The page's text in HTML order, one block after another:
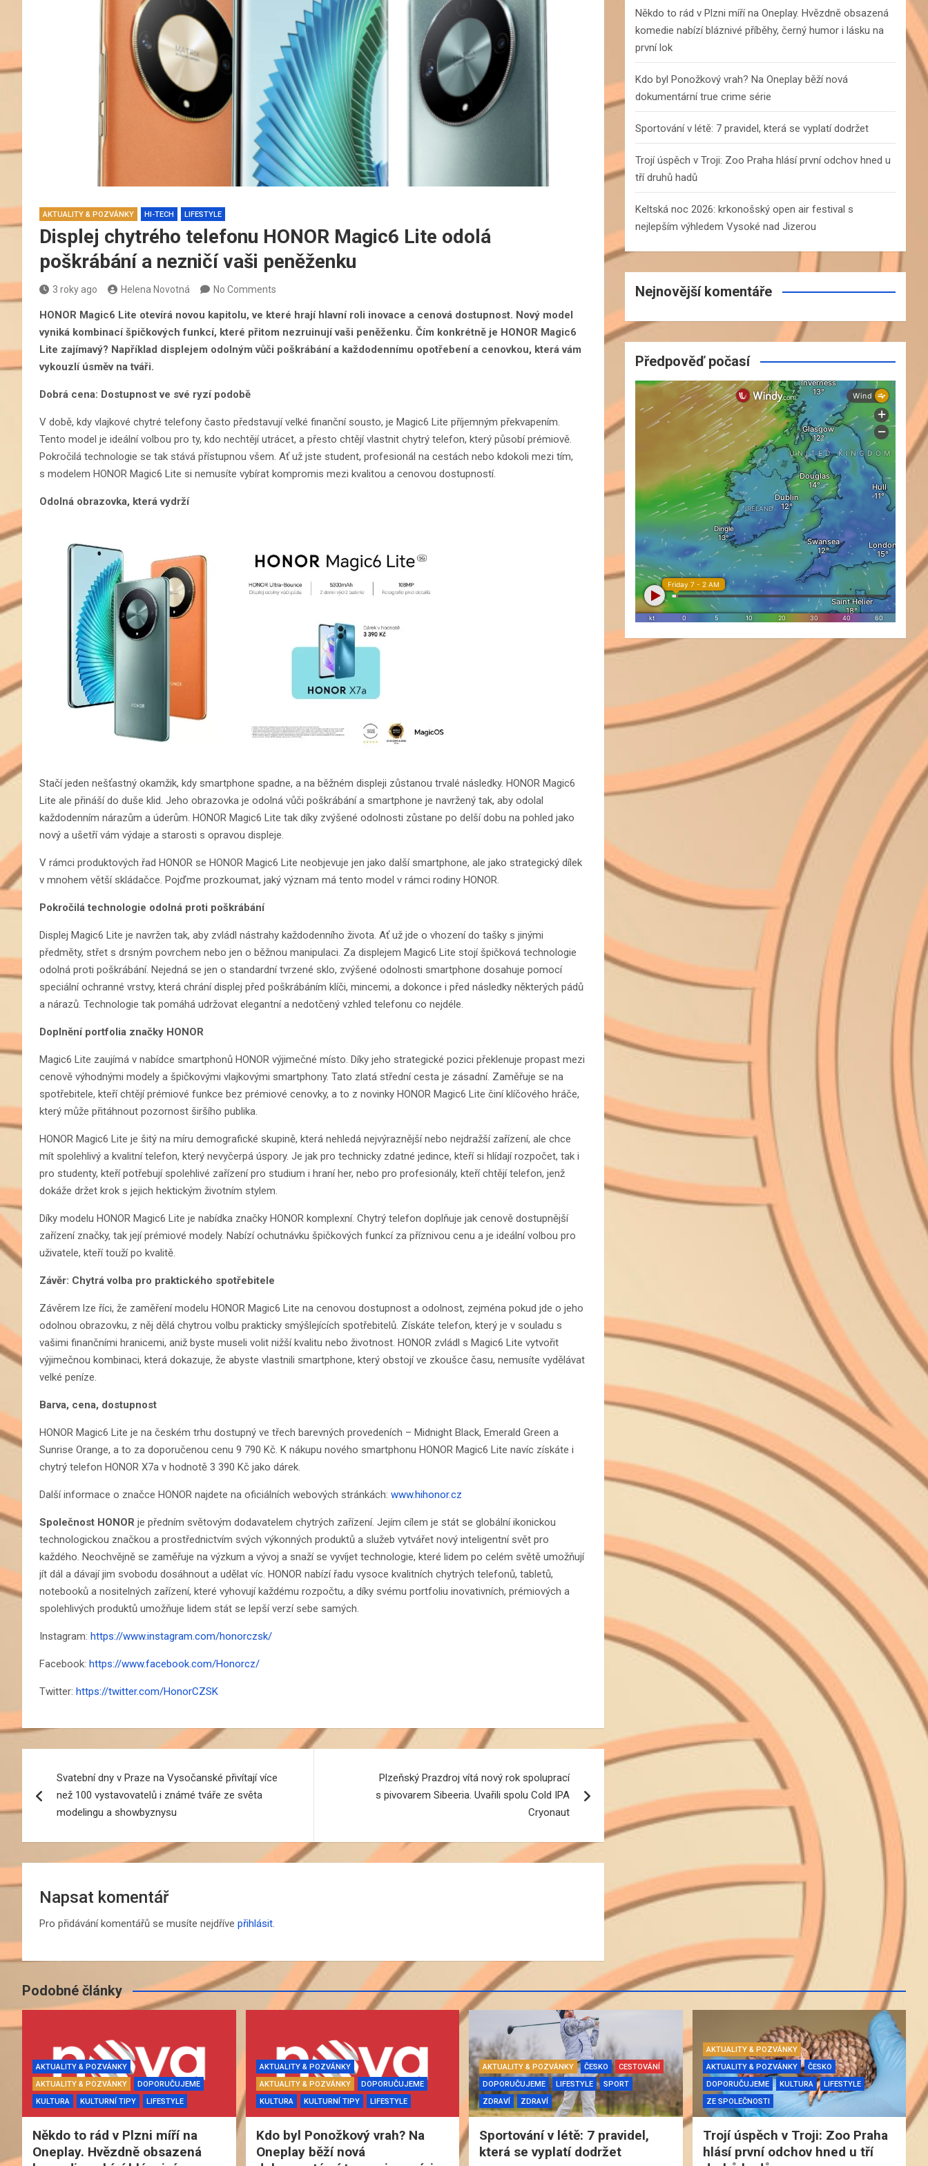
AKTUALITY & POZVÁNKY HI-TECH LIFESTYLE
Displej chytrého telefonu HONOR Magic6 Lite odolá
poškrábání a nezničí vaši peněženku
3 roky ago Helena Novotná No Comments
HONOR Magic6 Lite otevírá novou kapitolu, ve které hrají hlavní roli inovace a cenová dostupnost. Nový model
vyniká kombinací špičkových funkcí, které přitom nezruinují vaši peněženku. Čím konkrétně je HONOR Magic6
Lite zajímavý? Například displejem odolným vůči poškrábání a každodennímu opotřebení a cenovkou, která vám
vykouzlí úsměv na tváři.
Dobrá cena: Dostupnost ve své ryzí podobě
V době, kdy vlajkové chytré telefony často představují velké finanční sousto, je Magic6 Lite příjemným překvapením.
Tento model je ideální volbou pro ty, kdo nechtějí utrácet, a přesto chtějí vlastnit chytrý telefon, který působí prémiově.
Pokročilá technologie se tak stává přístupnou všem. Ať už jste student, profesionál na cestách nebo kdokoli mezi tím,
s modelem HONOR Magic6 Lite si nemusíte vybírat kompromis mezi kvalitou a cenovou dostupností.
Odolná obrazovka, která vydrží
Stačí jeden nešťastný okamžik, kdy smartphone spadne, a na běžném displeji zůstanou trvalé následky. HONOR Magic6
Lite ale přináší do duše klid. Jeho obrazovka je odolná vůči poškrábání a smartphone je navržený tak, aby odolal
každodenním nárazům a úderům. HONOR Magic6 Lite tak díky zvýšené odolnosti zůstane po delší dobu na pohled jako
nový a ušetří vám výdaje a starosti s opravou displeje.
V rámci produktových řad HONOR se HONOR Magic6 Lite neobjevuje jen jako další smartphone, ale jako strategický dílek
v mnohem větší skládačce. Pojďme prozkoumat, jaký význam má tento model v rámci rodiny HONOR.
Pokročilá technologie odolná proti poškrábání
Displej Magic6 Lite je navržen tak, aby zvládl nástrahy každodenního života. Ať už jde o vhození do tašky s jinými
předměty, střet s drsným povrchem nebo jen o běžnou manipulaci. Za displejem Magic6 Lite stojí špičková technologie
odolná proti poškrábání. Nejedná se jen o standardní tvrzené sklo, zvýšené odolnosti smartphone dosahuje pomocí
speciální ochranné vrstvy, která chrání displej před poškrábáním klíči, mincemi, a dokonce i před následky některých pádů
a nárazů. Technologie tak pomáhá udržovat elegantní a nedotčený vzhled telefonu co nejdéle.
Doplnění portfolia značky HONOR
Magic6 Lite zaujímá v nabídce smartphonů HONOR výjimečné místo. Díky jeho strategické pozici překlenuje propast mezi
cenově výhodnými modely a špičkovými vlajkovými smartphony. Tato zlatá střední cesta je zásadní. Zaměřuje se na
spotřebitele, kteří chtějí prémiové funkce bez prémiové cenovky, a to z novinky HONOR Magic6 Lite činí klíčového hráče,
který může přitáhnout pozornost širšího publika.
HONOR Magic6 Lite je šitý na míru demografické skupině, která nehledá nejvýraznější nebo nejdražší zařízení, ale chce
mít spolehlivý a kvalitní telefon, který nevyčerpá úspory. Je jak pro technicky zdatné jedince, kteří si hlídají rozpočet, tak i
pro studenty, kteří potřebují spolehlivé zařízení pro studium i hraní her, nebo pro profesionály, kteří chtějí telefon, jenž
dokáže držet krok s jejich hektickým životním stylem.
Díky modelu HONOR Magic6 Lite je nabídka značky HONOR komplexní. Chytrý telefon doplňuje jak cenově dostupnější
zařízení značky, tak její prémiové modely. Nabízí ochutnávku špičkových funkcí za příznivou cenu a je ideální volbou pro
uživatele, kteří touží po kvalitě.
Závěr: Chytrá volba pro praktického spotřebitele
Závěrem lze říci, že zaměření modelu HONOR Magic6 Lite na cenovou dostupnost a odolnost, zejména pokud jde o jeho
odolnou obrazovku, z něj dělá chytrou volbu prakticky smýšlejících spotřebitelů. Získáte telefon, který je v souladu s
vašimi finančními hranicemi, aniž byste museli volit nižší kvalitu nebo životnost. HONOR zvládl s Magic6 Lite vytvořit
výjimečnou kombinaci, která dokazuje, že abyste vlastnili smartphone, který obstojí ve zkoušce času, nemusíte vydělávat
velké peníze.
Barva, cena, dostupnost
HONOR Magic6 Lite je na českém trhu dostupný ve třech barevných provedeních – Midnight Black, Emerald Green a
Sunrise Orange, a to za doporučenou cenu 9 790 Kč. K nákupu nového smartphonu HONOR Magic6 Lite navíc získáte i
chytrý telefon HONOR X7a v hodnotě 3 390 Kč jako dárek.
Další informace o značce HONOR najdete na oficiálních webových stránkách: www.hihonor.cz
Společnost HONOR je předním světovým dodavatelem chytrých zařízení. Jejím cílem je stát se globální ikonickou
technologickou značkou a prostřednictvím svých výkonných produktů a služeb vytvářet nový inteligentní svět pro
každého. Neochvějně se zaměřuje na výzkum a vývoj a snaží se vyvíjet technologie, které lidem po celém světě umožňují
jít dál a dávají jim svobodu dosáhnout a udělat víc. HONOR nabízí řadu vysoce kvalitních chytrých telefonů, tabletů,
notebooků a nositelných zařízení, které vyhovují každému rozpočtu, a díky svému portfoliu inovativních, prémiových a
spolehlivých produktů umožňuje lidem stát se lepší verzí sebe samých.
Instagram: https://www.instagram.com/honorczsk/
Facebook: https://www.facebook.com/Honorcz/
Twitter: https://twitter.com/HonorCZSK
pro
příspěvek
Svatební dny v Praze na Vysočanské přivítají více
než 100 vystavovatelů i známé tváře ze světa
modelingu a showbyznysu
Plzeňský Prazdroj vítá nový rok spoluprací
s pivovarem Sibeeria. Uvařili spolu Cold IPA
Cryonaut
Napsat komentář
Pro přidávání komentářů se musíte nejdříve přihlásit.
Někdo to rád v Plzni míří na Oneplay. Hvězdně obsazená
komedie nabízí bláznivé příběhy, černý humor i lásku na
první lok
Kdo byl Ponožkový vrah? Na Oneplay běží nová
dokumentární true crime série
Sportování v létě: 7 pravidel, která se vyplatí dodržet
Trojí úspěch v Troji: Zoo Praha hlásí první odchov hned u
tří druhů hadů
Keltská noc 2026: krkonošský open air festival s
nejlepším výhledem Vysoké nad Jizerou
Nejnovější komentáře
Předpověď počasí
Podobné články
AKTUALITY & POZVÁNKY
AKTUALITY & POZVÁNKY
DOPORUČUJEME
KULTURA
KULTURNÍ TIPY LIFESTYLE
Někdo to rád v Plzni míří na
Oneplay. Hvězdně obsazená
AKTUALITY & POZVÁNKY
AKTUALITY & POZVÁNKY
DOPORUČUJEME
KULTURA
KULTURNÍ TIPY LIFESTYLE
Kdo byl Ponožkový vrah? Na
Oneplay běží nová
AKTUALITY & POZVÁNKY ČESKO
CESTOVÁNÍ
DOPORUČUJEME
LIFESTYLE
SPORT
ZDRAVÍ
ZDRAVÍ
Sportování v létě: 7 pravidel,
která se vyplatí dodržet
AKTUALITY & POZVÁNKY
AKTUALITY & POZVÁNKY
ČESKO
DOPORUČUJEME
KULTURA
LIFESTYLE
ZE SPOLEČNOSTI
Trojí úspěch v Troji: Zoo Praha
hlásí první odchov hned u tří